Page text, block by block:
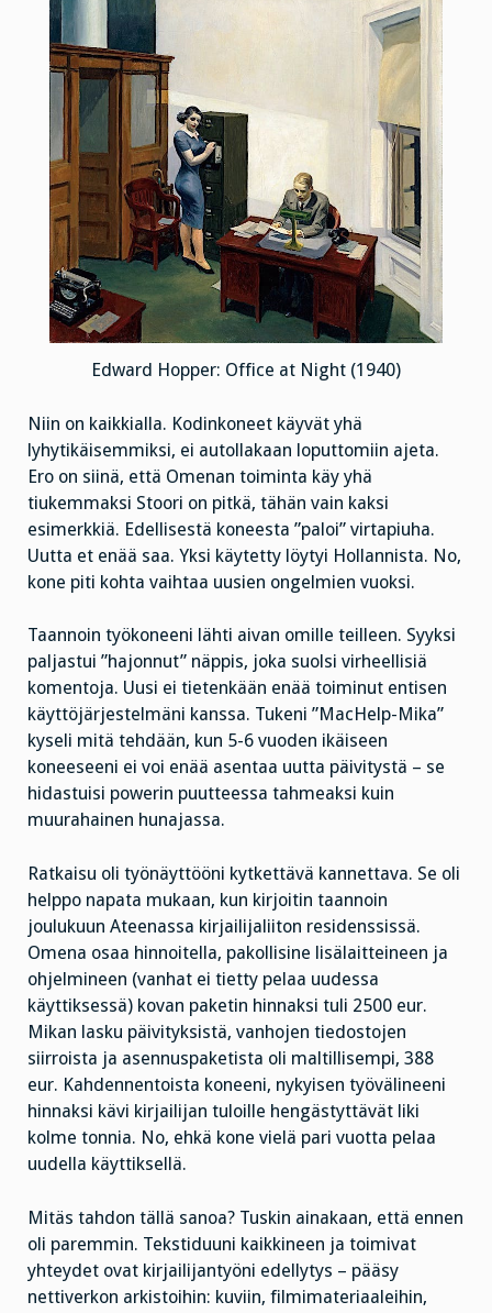
Edward Hopper: Office at Night (1940)
Niin on kaikkialla. Kodinkoneet käyvät yhä
lyhytikäisemmiksi, ei autollakaan loputtomiin ajeta.
Ero on siinä, että Omenan toiminta käy yhä
tiukemmaksi Stoori on pitkä, tähän vain kaksi
esimerkkiä. Edellisestä koneesta ”paloi” virtapiuha.
Uutta et enää saa. Yksi käytetty löytyi Hollannista. No,
kone piti kohta vaihtaa uusien ongelmien vuoksi.
Taannoin työkoneeni lähti aivan omille teilleen. Syyksi
paljastui ”hajonnut” näppis, joka suolsi virheellisiä
komentoja. Uusi ei tietenkään enää toiminut entisen
käyttöjärjestelmäni kanssa. Tukeni ”MacHelp-Mika”
kyseli mitä tehdään, kun 5-6 vuoden ikäiseen
koneeseeni ei voi enää asentaa uutta päivitystä – se
hidastuisi powerin puutteessa tahmeaksi kuin
muurahainen hunajassa.
Ratkaisu oli työnäyttööni kytkettävä kannettava. Se oli
helppo napata mukaan, kun kirjoitin taannoin
joulukuun Ateenassa kirjailijaliiton residenssissä.
Omena osaa hinnoitella, pakollisine lisälaitteineen ja
ohjelmineen (vanhat ei tietty pelaa uudessa
käyttiksessä) kovan paketin hinnaksi tuli 2500 eur.
Mikan lasku päivityksistä, vanhojen tiedostojen
siirroista ja asennuspaketista oli maltillisempi, 388
eur. Kahdennentoista koneeni, nykyisen työvälineeni
hinnaksi kävi kirjailijan tuloille hengästyttävät liki
kolme tonnia. No, ehkä kone vielä pari vuotta pelaa
uudella käyttiksellä.
Mitäs tahdon tällä sanoa? Tuskin ainakaan, että ennen
oli paremmin. Tekstiduuni kaikkineen ja toimivat
yhteydet ovat kirjailijantyöni edellytys – pääsy
nettiverkon arkistoihin: kuviin, filmimateriaaleihin,